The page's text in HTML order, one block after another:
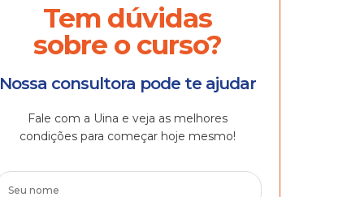
Tem dúvidas
sobre o curso?
Nossa consultora pode te ajudar
Fale com a Uina e veja as melhores
condições para começar hoje mesmo!